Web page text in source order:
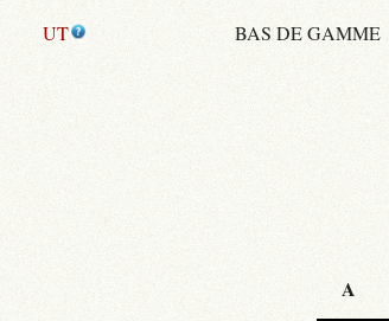
UT BAS DE GAMME
A